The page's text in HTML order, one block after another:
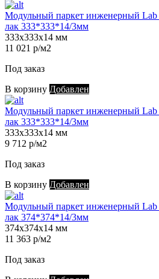
Модульный паркет инженерный
лак 333*333*14/3мм
333х333х14 мм
11 021 р/м2
Под заказ
В корзину Добавлен
Модульный паркет инженерный
лак 333*333*14/3мм
333х333х14 мм
9 712 р/м2
Под заказ
В корзину Добавлен
Модульный паркет инженерный
лак 374*374*14/3мм
374х374х14 мм
11 363 р/м2
Под заказ